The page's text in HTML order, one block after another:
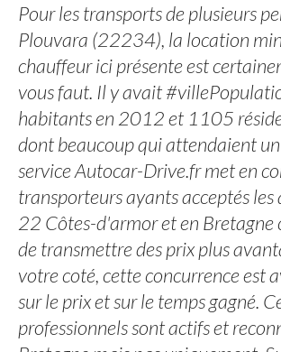
Pour les transports de plusieurs
Plouvara (22234), la location
chauffeur ici présente est
vous faut. Il y avait
habitants en 2012 et 1105
dont beaucoup qui attendaient un
service Autocar-Drive.fr met en
transporteurs ayants acceptés les
22 Côtes-d'armor et en Bretagne
de transmettre des prix plus
votre coté, cette concurrence est
sur le prix et sur le temps gagné.
professionnels sont actifs et